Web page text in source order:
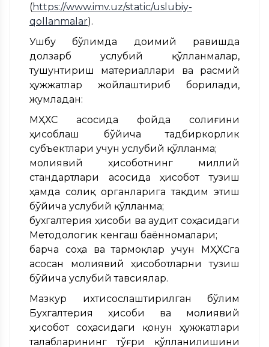
(https://www.imv.uz/static/uslubiy-
qollanmalar).
Ушбу бўлимда доимий равишда
долзарб услубий қўлланмалар,
тушунтириш материаллари ва расмий
ҳужжатлар жойлаштириб борилади,
жумладан:
МҲХС асосида фойда солиғини
ҳисоблаш бўйича тадбиркорлик
субъектлари учун услубий қўлланма;
молиявий ҳисоботнинг миллий
стандартлари асосида ҳисобот тузиш
ҳамда солиқ органларига тақдим этиш
бўйича услубий қўлланма;
бухгалтерия ҳисоби ва аудит соҳасидаги
Методологик кенгаш баённомалари;
барча соҳа ва тармоқлар учун МҲХСга
асосан молиявий ҳисоботларни тузиш
бўйича услубий тавсиялар.
Мазкур ихтисослаштирилган бўлим
Бухгалтерия ҳисоби ва молиявий
ҳисобот соҳасидаги қонун ҳужжатлари
талабларининг тўғри қўлланилишини